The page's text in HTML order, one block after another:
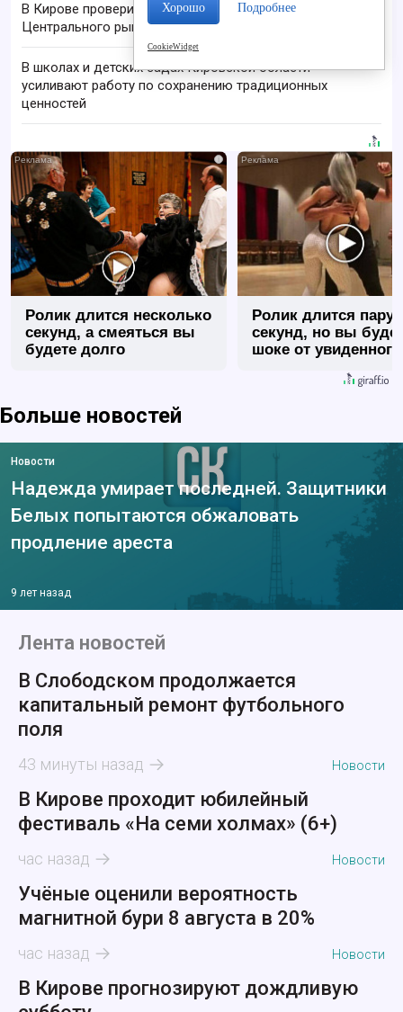
В Кирове проверили незаконную торговлю у
Центрального рынка
В школах и детских садах Кировской области
усиливают работу по сохранению традиционных
ценностей
i
Ролик длится несколько
секунд, а смеяться вы
будете долго
Ролик длится пару
секунд, но вы
шоке от увиденного
Больше новостей
Новости
Надежда умирает последней. Защитники
Белых попытаются обжаловать
продление ареста
9 лет назад
Лента новостей
В Слободском продолжается
капитальный ремонт футбольного
поля
43 минуты назад Новости
В Кирове проходит юбилейный
фестиваль «На семи холмах» (6+)
час назад Новости
Учёные оценили вероятность
магнитной бури 8 августа в 20%
час назад Новости
В Кирове прогнозируют дождливую
Хорошо Подробнее
CookieWidget